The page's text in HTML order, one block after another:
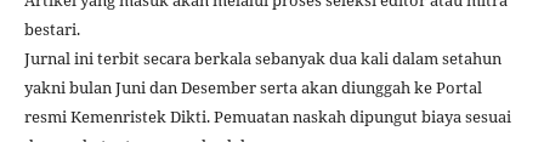
bestari.
Jurnal ini terbit secara berkala sebanyak dua kali dalam setahun
yakni bulan Juni dan Desember serta akan diunggah ke Portal
resmi Kemenristek Dikti. Pemuatan naskah dipungut biaya sesuai